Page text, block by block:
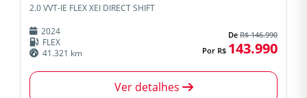
2.0 VVT-IE FLEX XEI DIRECT SHIFT
2024
FLEX
41.321 km
De R$ 146.990
Por R$ 143.990
Ver detalhes